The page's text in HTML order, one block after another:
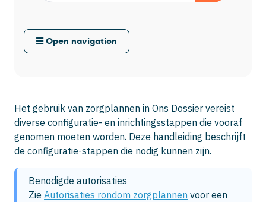
Het gebruik van zorgplannen in Ons Dossier vereist
diverse configuratie- en inrichtingsstappen die vooraf
genomen moeten worden. Deze handleiding beschrijft
de configuratie-stappen die nodig kunnen zijn.
Benodigde autorisaties
Zie Autorisaties rondom zorgplannen voor een
Open navigation